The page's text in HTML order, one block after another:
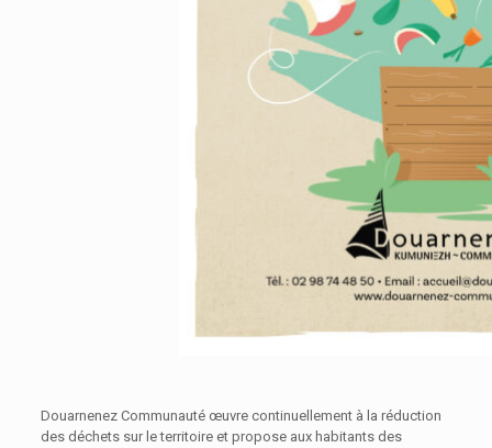
Douarnenez Communauté œuvre continuellement à la réduction
des déchets sur le territoire et propose aux habitants des